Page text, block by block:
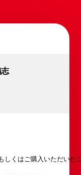
しくはご購入いただいた